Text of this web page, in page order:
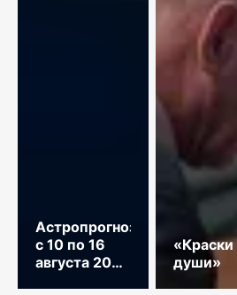
Астропрогноз
с 10 по 16
августа 2026
«Краски
души»